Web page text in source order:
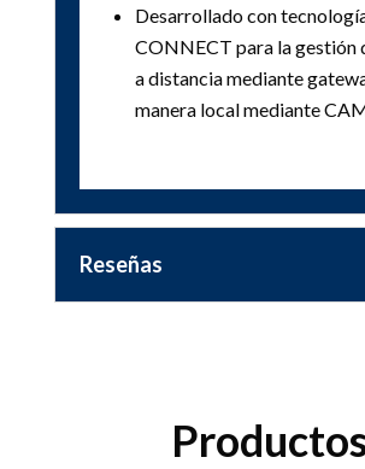
Desarrollado con
CONNECT para la gestión
a distancia mediante
manera local mediante
Reseñas